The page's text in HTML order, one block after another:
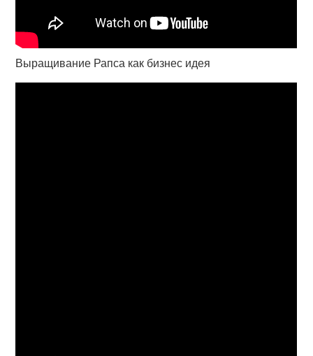
Выращивание Рапса как бизнес идея